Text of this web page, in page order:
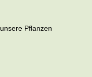
Pflanzen